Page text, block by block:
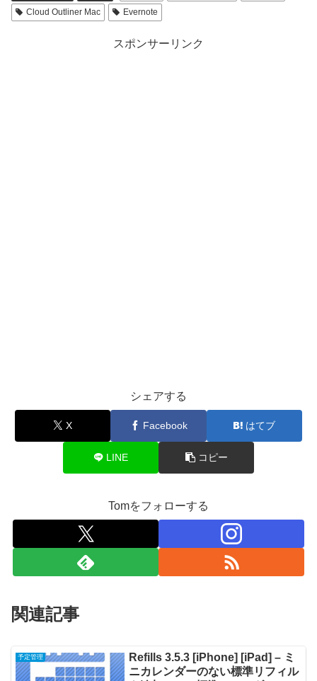
Cloud Outliner Mac Evernote
スポンサーリンク
シェアする
X Facebook はてブ
LINE コピー
Tomをフォローする
関連記事
予定管理
Refills 3.5.3 [iPhone] [iPad] – ミ
ニカレンダーのない標準リフィル